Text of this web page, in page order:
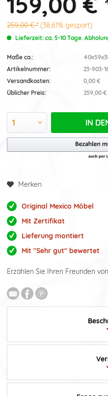
259,00 € * (38,61% gespart)
Lieferzeit: ca. 5-10 Tage.
Maße ca.:
Artikelnummer:
23-903-
Versandkosten:
0,00 €
Üblicher Preis:
259,00 €
IN
Merken
Original Mexico Möbel
Mit Zertifikat
Lieferung montiert
Mit "Sehr gut" bewertet
Erzählen Sie Ihren Freunden